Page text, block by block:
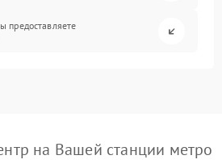
предоставляете
на Вашей станции метро